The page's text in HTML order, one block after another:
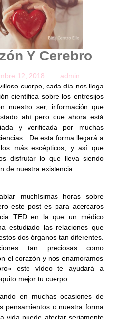
Y Cerebro
12, 2018
admin
cuerpo, cada día nos llega
científica sobre los entresijos
nuestro ser, información que
ahí pero que ahora está
y verificada por muchas
De esta forma llegará a
más escépticos, y así que
disfrutar lo que lleva siendo
de nuestra existencia.
muchísimas horas sobre
este post es para acercaros
TED en la que un médico
estudiado las relaciones que
dos órganos tan diferentes.
tan preciosas como
el corazón y nos enamoramos
este vídeo te ayudará a
mejor tu cuerpo.
en muchas ocasiones de
pensamientos o nuestra forma
vida puede afectar seriamente